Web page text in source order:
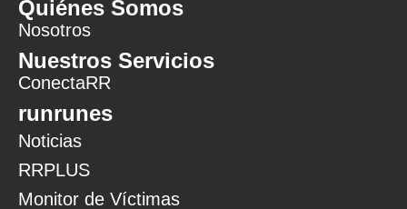
Quiénes Somos
Nosotros
Nuestros Servicios
ConectaRR
runrunes
Noticias
RRPLUS
Monitor de Víctimas